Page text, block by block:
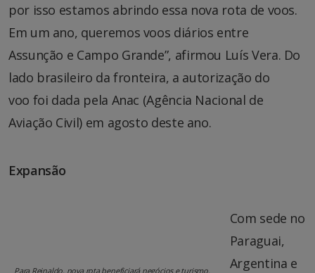
por isso estamos abrindo essa nova rota de voos.
Em um ano, queremos voos diários entre
Assunção e Campo Grande”, afirmou Luís Vera. Do
lado brasileiro da fronteira, a autorização do
voo foi dada pela Anac (Agência Nacional de
Aviação Civil) em agosto deste ano.
Expansão
Para Reinaldo, nova rota beneficiará negócios e turismo.
Com sede no
Paraguai,
Argentina e